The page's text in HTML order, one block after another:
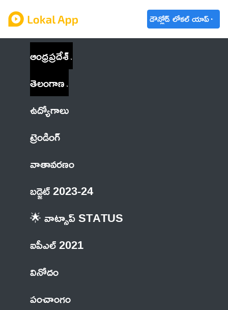
డౌన్లోడ్ లోకల్ యాప్
ఆంధ్రప్రదేశ్
తెలంగాణ
ఉద్యోగాలు
ట్రెండింగ్
వాతావరణం
బడ్జెట్ 2023-24
🌟 వాట్సాప్ STATUS
ఐపీఎల్ 2021
వినోదం
పంచాంగం